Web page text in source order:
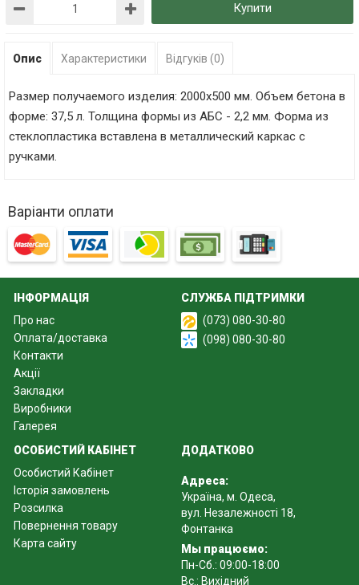
Купити
Опис Характеристики Відгуків (0)
Размер получаемого изделия: 2000х500 мм. Объем бетона в
форме: 37,5 л. Толщина формы из АБС - 2,2 мм. Форма из
стеклопластика вставлена в металлический каркас с
ручками.
Варіанти оплати
ІНФОРМАЦІЯ
Про нас
Оплата/доставка
Контакти
Акції
Закладки
Виробники
Галерея
СЛУЖБА ПІДТРИМКИ
(073) 080-30-80
(098) 080-30-80
ОСОБИСТИЙ КАБІНЕТ
Особистий Кабінет
Історія замовлень
Розсилка
Повернення товару
Карта сайту
ДОДАТКОВО
Адреса:
Україна, м. Одеса,
вул. Незалежності 18,
Фонтанка
Мы працюємо:
Пн-Сб.: 09:00-18:00
Вс.: Вихідний